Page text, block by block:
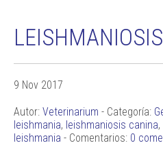
9 Nov 2017
Autor: Veterinarium - Categoría:
leishmania, leishmaniosis canina,
leishmania - Comentarios: 0